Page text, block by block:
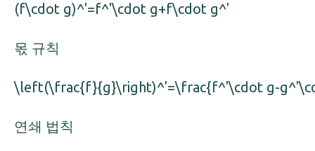
(f\cdot g)^'=f^'\cdot g+f\cdot g^'
몫 규칙
\left(\frac{f}{g}\right)^'=\frac{f^'\cdot g-
연쇄 법칙